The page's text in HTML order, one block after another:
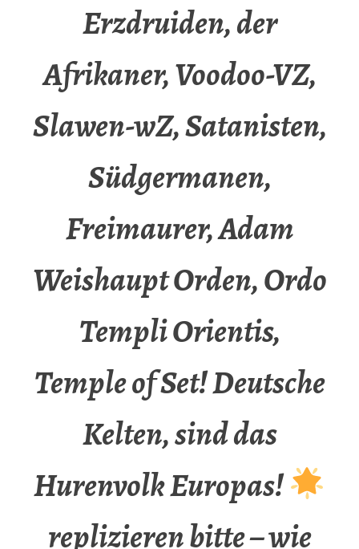
Erzdruiden, der
Afrikaner, Voodoo-VZ,
Slawen-wZ, Satanisten,
Südgermanen,
Freimaurer, Adam
Weishaupt Orden, Ordo
Templi Orientis,
Temple of Set! Deutsche
Kelten, sind das
Hurenvolk Europas!
replizieren bitte – wie